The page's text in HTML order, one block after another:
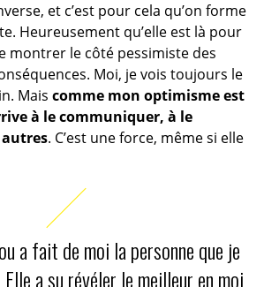
et c’est pour cela qu’on forme
Heureusement qu’elle est là pour
montrer le côté pessimiste des
Moi, je vois toujours le
Mais comme mon optimisme est
à le communiquer, à le
. C’est une force, même si elle
a fait de moi la personne que je
Elle a su révéler le meilleur en moi